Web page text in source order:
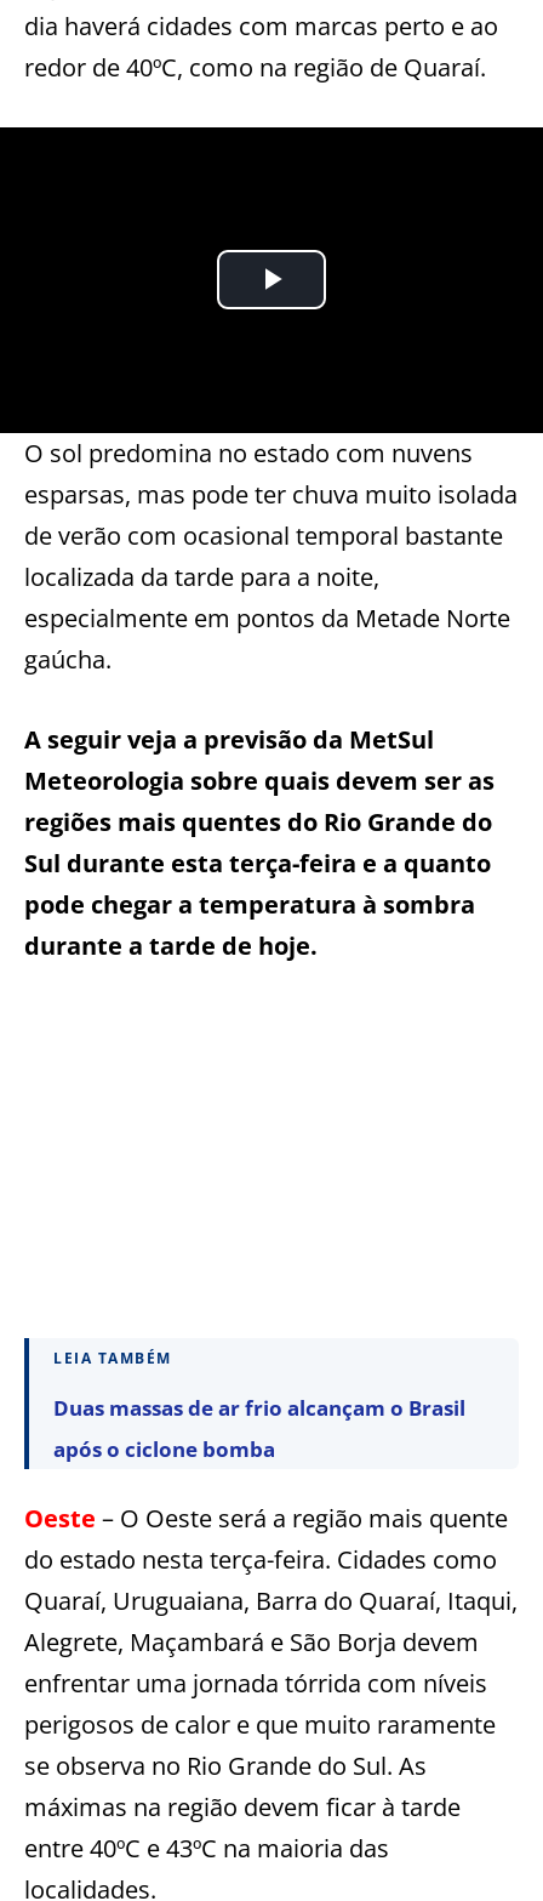
dia haverá cidades com marcas perto e ao
redor de 40ºC, como na região de Quaraí.
O sol predomina no estado com nuvens
esparsas, mas pode ter chuva muito isolada
de verão com ocasional temporal bastante
localizada da tarde para a noite,
especialmente em pontos da Metade Norte
gaúcha.
A seguir veja a previsão da MetSul
Meteorologia sobre quais devem ser as
regiões mais quentes do Rio Grande do
Sul durante esta terça-feira e a quanto
pode chegar a temperatura à sombra
durante a tarde de hoje.
LEIA TAMBÉM
Duas massas de ar frio alcançam o Brasil
após o ciclone bomba
Oeste – O Oeste será a região mais quente
do estado nesta terça-feira. Cidades como
Quaraí, Uruguaiana, Barra do Quaraí, Itaqui,
Alegrete, Maçambará e São Borja devem
enfrentar uma jornada tórrida com níveis
perigosos de calor e que muito raramente
se observa no Rio Grande do Sul. As
máximas na região devem ficar à tarde
entre 40ºC e 43ºC na maioria das
localidades.